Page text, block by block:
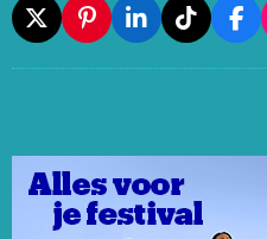
X
P
I
N
E
S
T
L
I
N
I
N
T
I
K
F
A
C
O